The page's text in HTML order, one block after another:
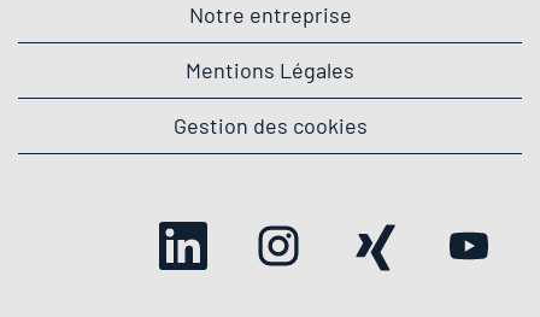
Notre entreprise
Mentions Légales
Gestion des cookies
S
o
S